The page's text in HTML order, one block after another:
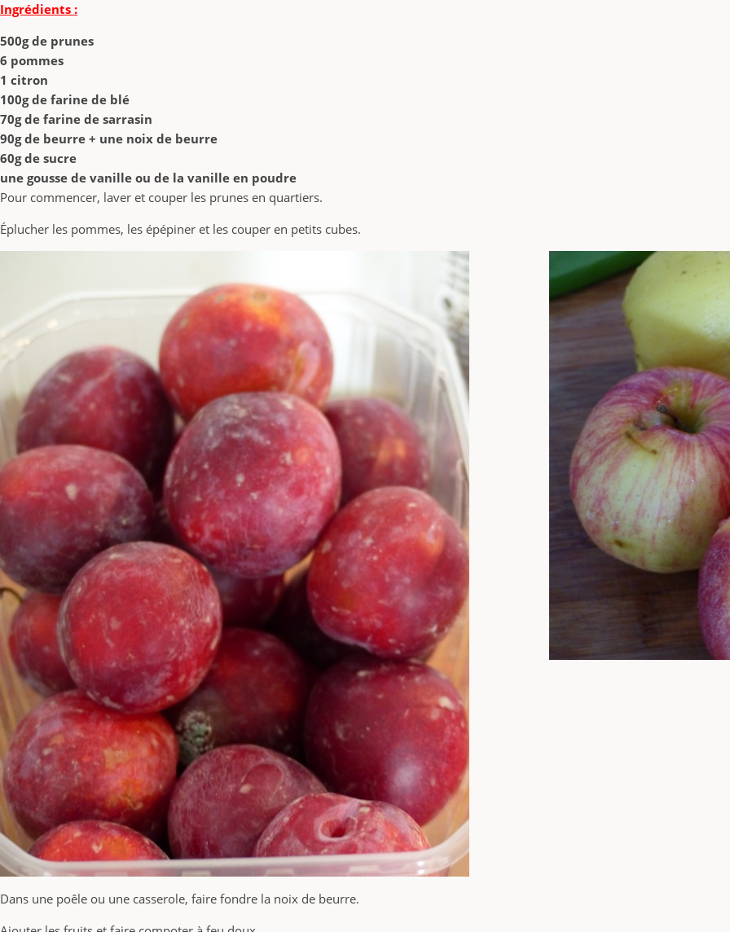
Ingrédients :
500g de prunes
6 pommes
1 citron
100g de farine de blé
70g de farine de sarrasin
90g de beurre + une noix de beurre
60g de sucre
une gousse de vanille ou de la vanille en poudre
Pour commencer, laver et couper les prunes en quartiers.
Éplucher les pommes, les épépiner et les couper en petits cubes.
Dans une poêle ou une casserole, faire fondre la noix de beurre.